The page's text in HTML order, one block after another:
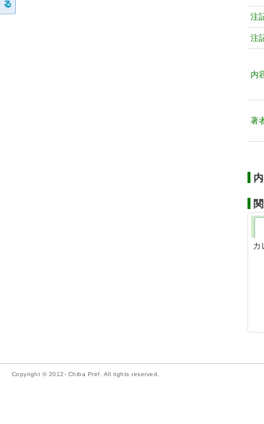
注
注
内
著
カ
Copyright © 2012- Chiba Pref. All rights reserved.